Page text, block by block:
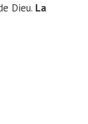
Dieu. La